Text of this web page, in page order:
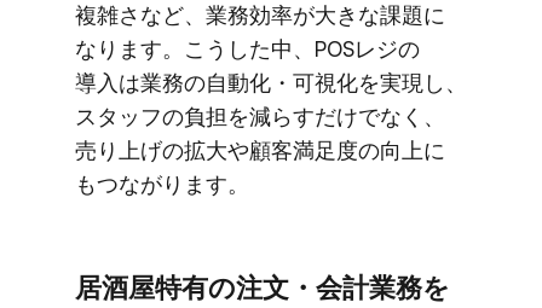
複雑さなど、​業務効率が​大きな​課題に​
なります。​こうした中、​POSレジの​
導入は​業務の​自動化・可視化を​実現し、​
スタッフの​負担を​減らすだけでなく、​
売り上げの​拡大や​顧客満足度の​向上に​
もつながります。
居酒屋特有の​注文・会計業務を​